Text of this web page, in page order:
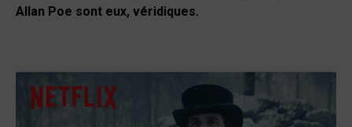
Allan Poe sont eux, véridiques.